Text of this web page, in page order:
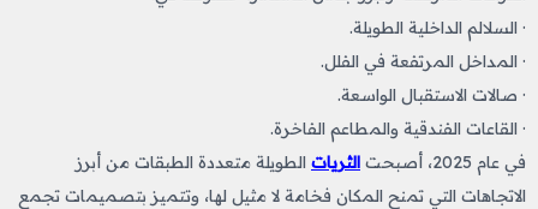
· السلالم الداخلية الطويلة.
· المداخل المرتفعة في الفلل.
· صالات الاستقبال الواسعة.
· القاعات الفندقية والمطاعم الفاخرة.
في عام 2025، أصبحت
الثريات الطويلة متعددة الطبقات من أبرز
الاتجاهات التي تمنح المكان فخامة لا مثيل لها، وتتميز بتصميمات تجمع